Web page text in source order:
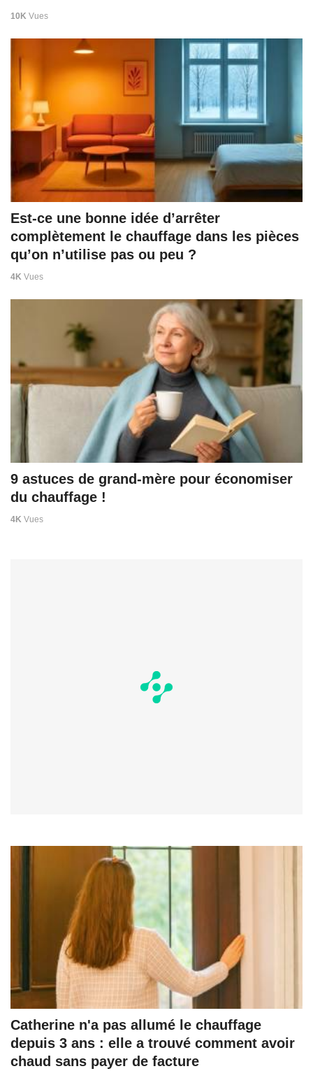
10K Vues
Est-ce une bonne idée d’arrêter
complètement le chauffage dans les pièces
qu’on n’utilise pas ou peu ?
4K Vues
9 astuces de grand-mère pour économiser
du chauffage !
4K Vues
Catherine n'a pas allumé le chauffage
depuis 3 ans : elle a trouvé comment avoir
chaud sans payer de facture